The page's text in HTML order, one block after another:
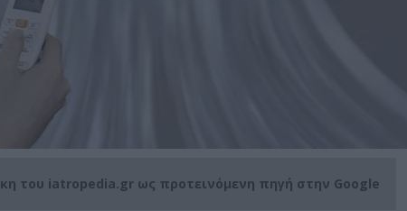
του iatropedia.gr ως προτεινόμενη πηγή στην Google